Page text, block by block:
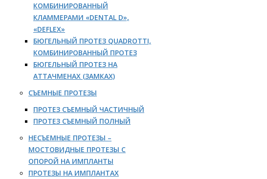
КОМБИНИРОВАННЫЙ
КЛАММЕРАМИ «DENTAL D»,
«DEFLEX»
БЮГЕЛЬНЫЙ ПРОТЕЗ QUADROTTI,
КОМБИНИРОВАННЫЙ ПРОТЕЗ
БЮГЕЛЬНЫЙ ПРОТЕЗ НА
АТТАЧМЕНАХ (ЗАМКАХ)
СЪЕМНЫЕ ПРОТЕЗЫ
ПРОТЕЗ СЪЕМНЫЙ ЧАСТИЧНЫЙ
ПРОТЕЗ СЪЕМНЫЙ ПОЛНЫЙ
НЕСЪЕМНЫЕ ПРОТЕЗЫ –
МОСТОВИДНЫЕ ПРОТЕЗЫ С
ОПОРОЙ НА ИМПЛАНТЫ
ПРОТЕЗЫ НА ИМПЛАНТАХ